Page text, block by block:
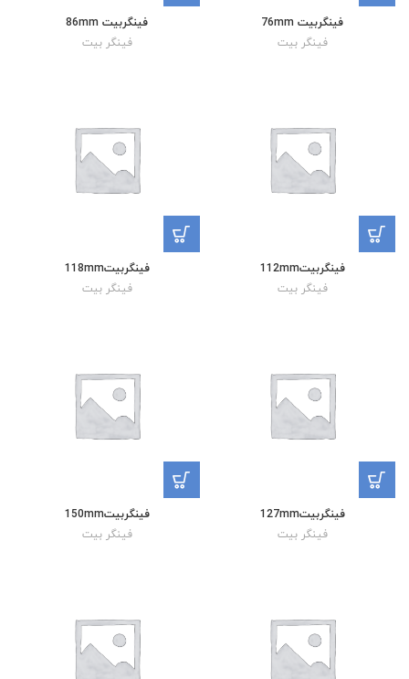
فینگربیت 76mm
فینگر بیت
فینگربیت 86mm
فینگر بیت
فینگربیت112mm
فینگر بیت
فینگربیت118mm
فینگر بیت
فینگربیت127mm
فینگر بیت
فینگربیت150mm
فینگر بیت